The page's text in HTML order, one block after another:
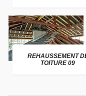
REHAUSSEMENT
TOITURE 09